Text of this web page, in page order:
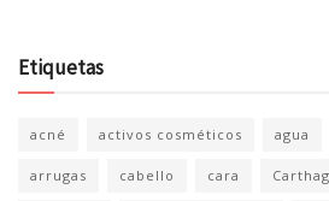
Etiquetas
acné activos cosméticos agua
arrugas cabello cara